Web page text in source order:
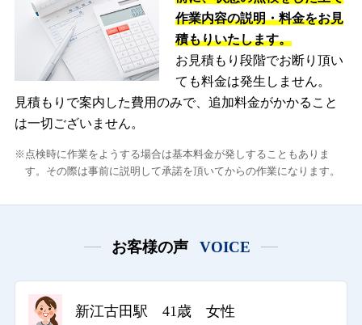
作業内容の説明・料金をお見
積もりいたします。
お見積もり段階でお断り頂い
ても料金は発生しません。
見積もりで案内した費用のみで、追加料金がかかること
は一切ございません。
点検時に作業をようする場合は基本料金が発しすることもありま
す。その際は事前に説明して承諾を頂いてからの作業になります。
お客様の声 VOICE
新江古田駅 41歳 女性